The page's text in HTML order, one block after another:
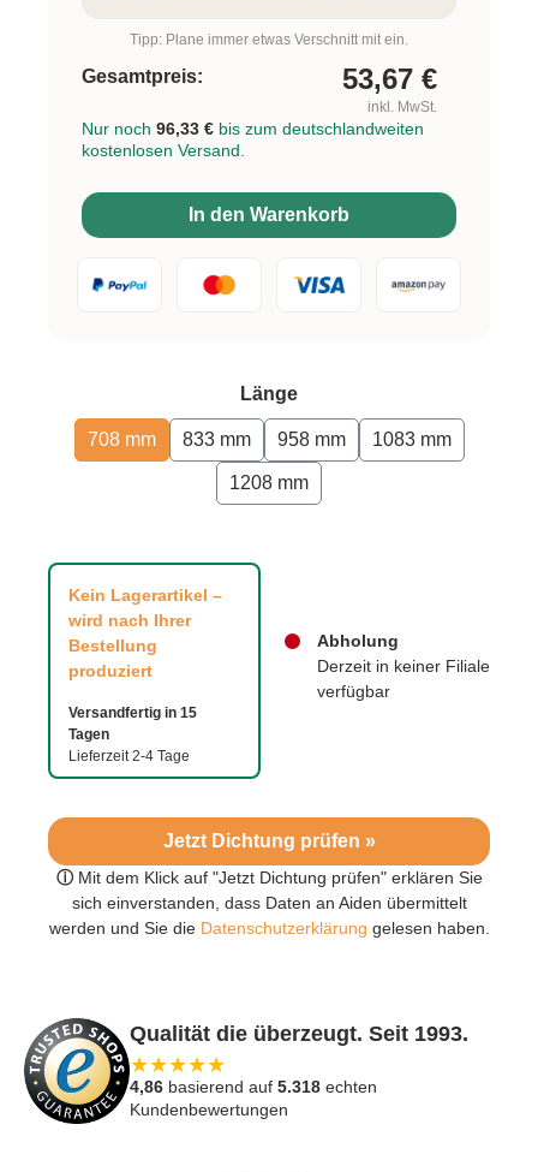
Jetzt Dichtung prüfen »
ⓘ Mit dem Klick auf "Jetzt Dichtung prüfen" erklären Sie
sich einverstanden, dass Daten an Aiden übermittelt
werden und Sie dieDatenschutzerklärung gelesen haben.
Kein Lagerartikel –
wird nach Ihrer
Bestellung
produziert
Versandfertig in 15
Tagen
Lieferzeit 2-4 Tage
Abholung
Derzeit in keiner Filiale
verfügbar
Längeauswählen
708 mm 833 mm 958 mm 1083 mm
1208 mm
Tipp: Plane immer etwas Verschnitt mit ein.
Gesamtpreis: 53,67 €
inkl. MwSt.
Nur noch 96,33 € bis zum deutschlandweiten
kostenlosen Versand.
In den Warenkorb
Qualität die überzeugt. Seit 1993.
★★★★★
4,86 basierend auf 5.318 echten
Kundenbewertungen